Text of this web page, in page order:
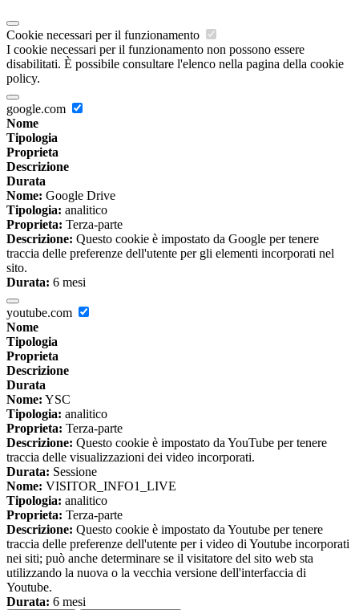
Cookie necessari per il funzionamento
I cookie necessari per il funzionamento non possono essere
disabilitati. È possibile consultare l'elenco nella pagina della cookie
policy.
google.com
Nome
Tipologia
Proprieta
Descrizione
Durata
Nome: Google Drive
Tipologia: analitico
Proprieta: Terza-parte
Descrizione: Questo cookie è impostato da Google per tenere
traccia delle preferenze dell'utente per gli elementi incorporati nel
sito.
Durata: 6 mesi
youtube.com
Nome
Tipologia
Proprieta
Descrizione
Durata
Nome: YSC
Tipologia: analitico
Proprieta: Terza-parte
Descrizione: Questo cookie è impostato da YouTube per tenere
traccia delle visualizzazioni dei video incorporati.
Durata: Sessione
Nome: VISITOR_INFO1_LIVE
Tipologia: analitico
Proprieta: Terza-parte
Descrizione: Questo cookie è impostato da Youtube per tenere
traccia delle preferenze dell'utente per i video di Youtube incorporati
nei siti; può anche determinare se il visitatore del sito web sta
utilizzando la nuova o la vecchia versione dell'interfaccia di
Youtube.
Durata: 6 mesi